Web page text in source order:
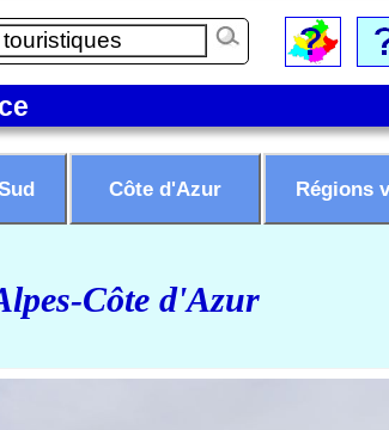
Côte d'Azur Régions
Côte d'Azur